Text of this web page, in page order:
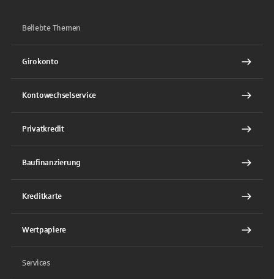
Beliebte Themen
Girokonto
Kontowechselservice
Privatkredit
Baufinanzierung
Kreditkarte
Wertpapiere
Services